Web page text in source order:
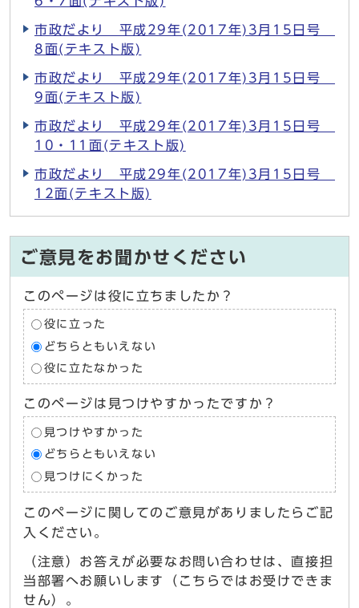
市政だより 平成29年(2017年)3月15日号
8面(テキスト版)
市政だより 平成29年(2017年)3月15日号
9面(テキスト版)
市政だより 平成29年(2017年)3月15日号
10・11面(テキスト版)
市政だより 平成29年(2017年)3月15日号
12面(テキスト版)
ご意見をお聞かせください
このページは役に立ちましたか？
役に立った
どちらともいえない
役に立たなかった
このページは見つけやすかったですか？
見つけやすかった
どちらともいえない
見つけにくかった
このページに関してのご意見がありましたらご記
入ください。
（注意）お答えが必要なお問い合わせは、直接担
当部署へお願いします（こちらではお受けできま
せん）。